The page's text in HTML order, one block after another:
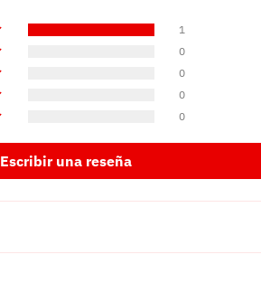
1
0
0
0
0
Escribir una reseña